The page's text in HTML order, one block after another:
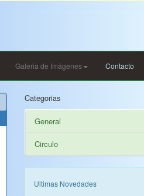
Galeria de Imágenes Contacto
Categorias
General
Circulo
Ultimas Novedades